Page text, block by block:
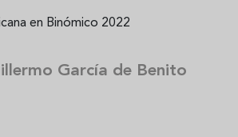
García de Benito